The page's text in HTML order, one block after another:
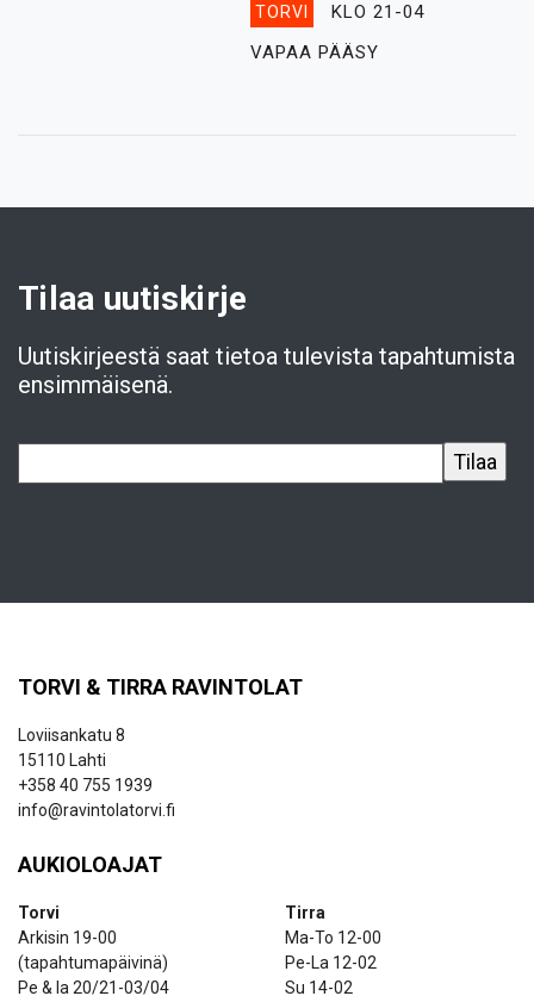
TORVI
KLO 21-04
VAPAA PÄÄSY
Tilaa uutiskirje
Uutiskirjeestä saat tietoa tulevista tapahtumista
ensimmäisenä.
TORVI & TIRRA RAVINTOLAT
Loviisankatu 8
15110 Lahti
+358 40 755 1939
info@ravintolatorvi.fi
AUKIOLOAJAT
Torvi
Arkisin 19-00
(tapahtumapäivinä)
Pe & la 20/21-03/04
Tirra
Ma-To 12-00
Pe-La 12-02
Su 14-02